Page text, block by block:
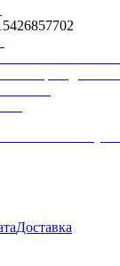
Доставка